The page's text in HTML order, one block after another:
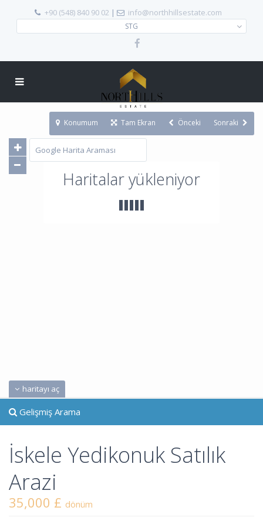
+90 (548) 840 90 02 | info@northhillsestate.com
STG
Haritalar yükleniyor
haritayı aç
Konumum Tam Ekran Önceki Sonraki
Gelişmiş Arama
İskele Yedikonuk Satılık
Arazi
35,000 £ dönüm